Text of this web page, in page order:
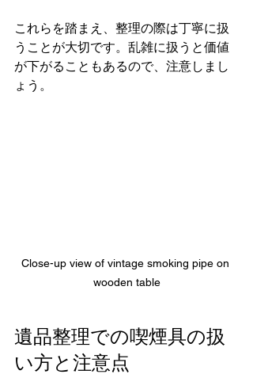
これらを踏まえ、整理の際は丁寧に扱
うことが大切です。乱雑に扱うと価値
が下がることもあるので、注意しまし
ょう。
Close-up view of vintage smoking pipe on
wooden table
遺品整理での喫煙具の扱
い方と注意点